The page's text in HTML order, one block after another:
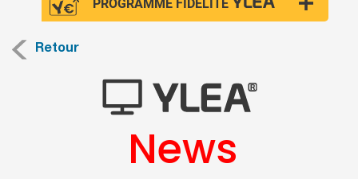
PROGRAMME FIDÉLITÉ
Retour
News